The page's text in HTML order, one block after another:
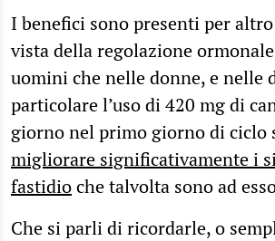
I benefici sono presenti per
vista della regolazione
uomini che nelle donne, e nelle
particolare l’uso di 420 mg di
giorno nel primo giorno di ciclo
migliorare significativamente i
fastidioche talvolta sono ad
Che si parli di ricordarle, o